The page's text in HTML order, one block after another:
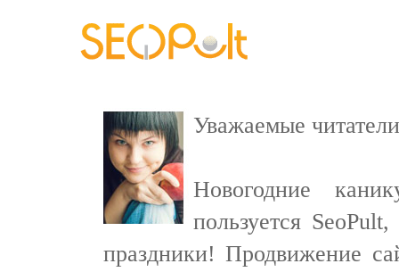
Уважаемые
Новогодние
пользуется
праздники! Продвижение